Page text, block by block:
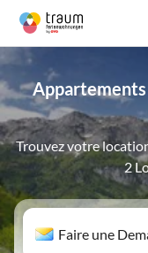
Appartements
Trouvez votre
2
Faire une